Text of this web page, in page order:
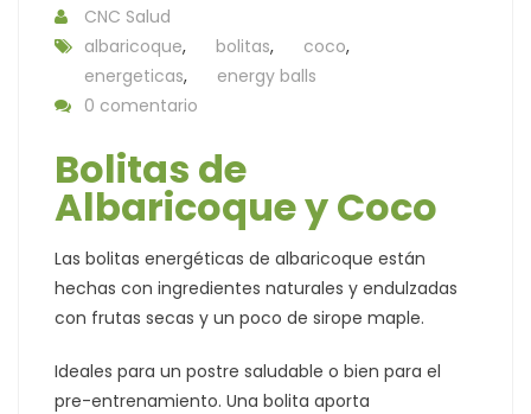
CNC Salud
albaricoque, bolitas, coco,
energeticas,
energy balls
0 comentario
Bolitas de
Albaricoque y Coco
Las bolitas energéticas de albaricoque están
hechas con ingredientes naturales y endulzadas
con frutas secas y un poco de sirope maple.
Ideales para un postre saludable o bien para el
pre-entrenamiento. Una bolita aporta